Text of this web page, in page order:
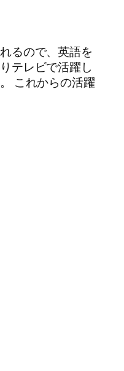
るので、英語を
テレビで活躍し
これからの活躍